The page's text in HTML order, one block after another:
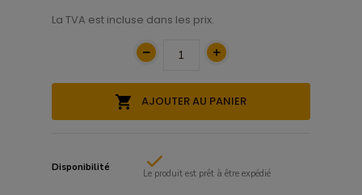
La TVA est incluse dans les prix.
AJOUTER AU PANIER
Disponibilité
Le produit est prêt à être expédié